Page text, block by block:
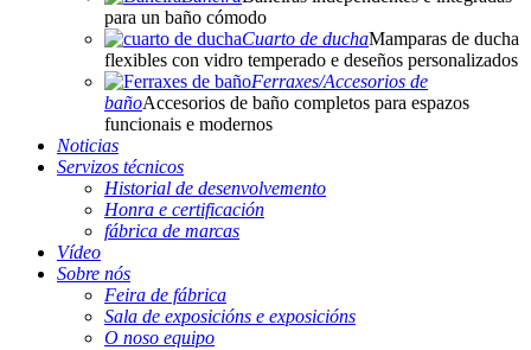
para un baño cómodo
Cuarto de duchaMamparas de ducha
flexibles con vidro temperado e deseños personalizados
Ferraxes/Accesorios de
bañoAccesorios de baño completos para espazos
funcionais e modernos
Noticias
Servizos técnicos
Historial de desenvolvemento
Honra e certificación
fábrica de marcas
Vídeo
Sobre nós
Feira de fábrica
Sala de exposicións e exposicións
O noso equipo